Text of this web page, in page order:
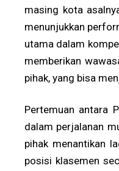
masing kota
menunjukkan
utama dalam
memberikan
pihak, yang bisa
Pertemuan antara
dalam perjalanan
pihak menantikan
posisi klasemen